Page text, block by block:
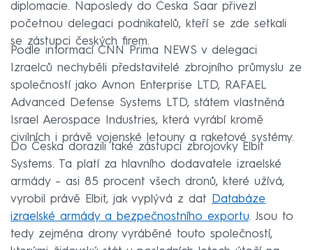
diplomacie. Naposledy do Česka Saar přivezl
početnou delegaci podnikatelů, kteří se zde setkali
se zástupci českých firem.
Podle informací CNN Prima NEWS v delegaci
Izraelců nechyběli představitelé zbrojního průmyslu ze
společností jako Avnon Enterprise LTD, RAFAEL
Advanced Defense Systems LTD, státem vlastněná
Israel Aerospace Industries, která vyrábí kromě
civilních i právě vojenské letouny a raketové systémy.
Do Česka dorazili také zástupci zbrojovky Elbit
Systems. Ta platí za hlavního dodavatele izraelské
armády – asi 85 procent všech dronů, které užívá,
vyrobil právě Elbit, jak vyplývá z dat
Databáze
izraelské armády a bezpečnostního exportu. Jsou to
tedy zejména drony vyráběné touto společností,